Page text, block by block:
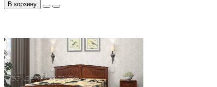
В корзину